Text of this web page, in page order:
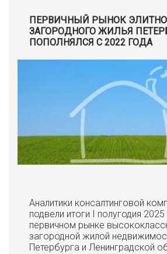
ПЕРВИЧНЫЙ РЫНОК
ЗАГОРОДНОГО ЖИЛЬЯ
ПОПОЛНЯЛСЯ С 2022 ГОДА
Аналитики консалтинговой
подвели итоги I полугодия
первичном рынке
загородной жилой
Петербурга и Ленинградской